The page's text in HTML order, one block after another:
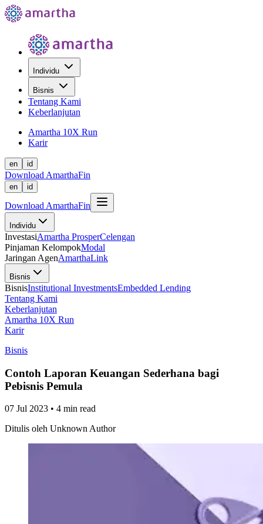
Individu
Bisnis
Tentang Kami
Keberlanjutan
Amartha 10X Run
Karir
en id
Download AmarthaFin
en id
Download AmarthaFin
Individu
InvestasiAmartha ProsperCelengan
Pinjaman KelompokModal
Jaringan AgenAmarthaLink
Bisnis
BisnisInstitutional InvestmentsEmbedded Lending
Tentang Kami
Keberlanjutan
Amartha 10X Run
Karir
Bisnis
Contoh Laporan Keuangan Sederhana bagi
Pebisnis Pemula
07 Jul 2023 • 4 min read
Ditulis oleh Unknown Author